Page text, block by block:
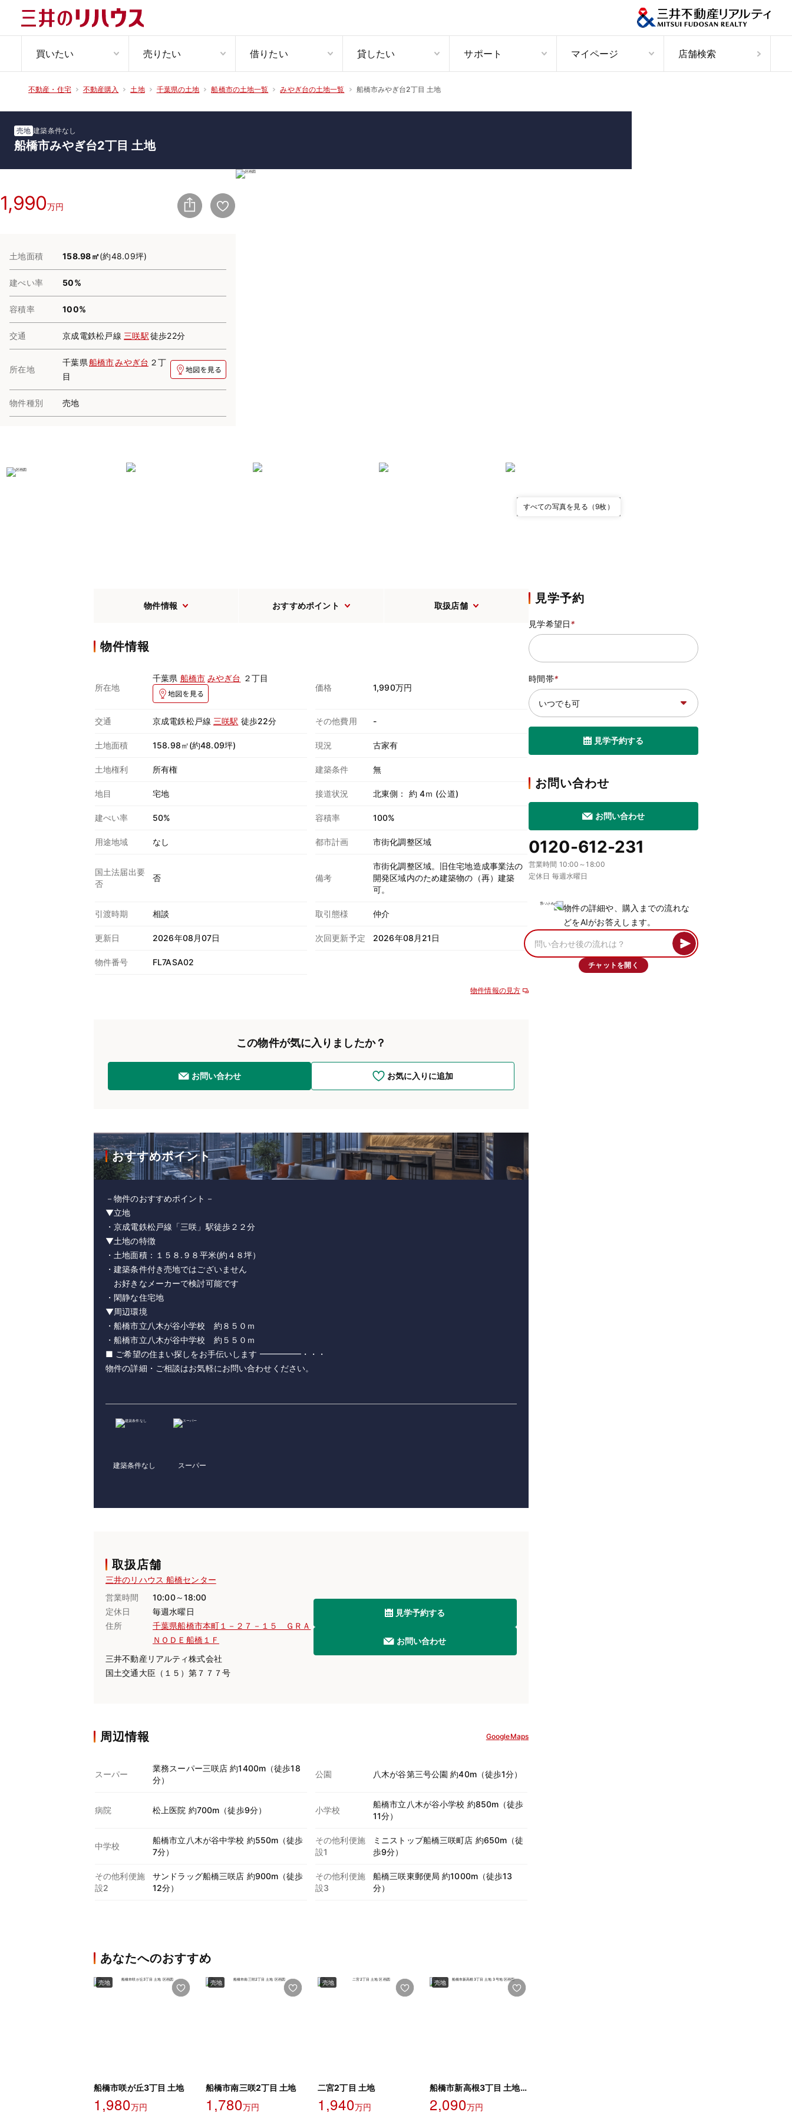
買いたい 売りたい 借りたい 貸したい サポート マイページ 店舗検索
不動産・住宅 不動産購入 土地 千葉県の土地 船橋市の土地一覧 みやぎ台の土地一覧 船橋市みやぎ台2丁目 土地
売地 建築条件なし
船橋市みやぎ台2丁目 土地
1,990万円
土地面積 158.98㎡(約48.09坪)
建ぺい率 50%
容積率 100%
交通 京成電鉄松戸線 三咲駅徒歩22分
所在地
千葉県船橋市みやぎ台 ２丁
目
物件種別 売地
すべての写真を見る（9枚）
物件情報 おすすめポイント 取扱店舗
物件情報
所在地
千葉県 船橋市 みやぎ台 ２丁目
価格
1,990万円
交通 京成電鉄松戸線 三咲駅 徒歩22分 その他費用 -
土地面積 158.98㎡(約48.09坪) 現況 古家有
土地権利 所有権 建築条件 無
地目 宅地 接道状況 北東側： 約 4ｍ (公道)
建ぺい率 50% 容積率 100%
用途地域 なし 都市計画 市街化調整区域
国土法届出要
否
否 備考
市街化調整区域。旧住宅地造成事業法の
開発区域内のため建築物の（再）建築
可。
引渡時期 相談 取引態様 仲介
更新日 2026年08月07日 次回更新予定 2026年08月21日
物件番号 FL7ASA02
物件情報の見方
この物件が気に入りましたか？
お問い合わせ お気に入りに追加
おすすめポイント
－物件のおすすめポイント－
▼立地
・京成電鉄松戸線「三咲」駅徒歩２２分
▼土地の特徴
・土地面積：１５８.９８平米(約４８坪）
・建築条件付き売地ではございません
お好きなメーカーで検討可能です
・閑静な住宅地
▼周辺環境
・船橋市立八木が谷小学校 約８５０ｍ
・船橋市立八木が谷中学校 約５５０ｍ
■ ご希望の住まい探しをお手伝いします ━━━━━・・・
物件の詳細・ご相談はお気軽にお問い合わせください。
建築条件なし スーパー
取扱店舗
三井のリハウス 船橋センター
営業時間
10:00～18:00
定休日
毎週水曜日
住所
千葉県船橋市本町１－２７－１５ ＧＲＡ
ＮＯＤＥ船橋１Ｆ
三井不動産リアルティ株式会社
国土交通大臣（１５）第７７７号
見学予約する
お問い合わせ
周辺情報 GoogleMaps
スーパー
業務スーパー三咲店 約1400m（徒歩18
分）
公園 八木が谷第三号公園 約40m（徒歩1分）
病院 松上医院 約700m（徒歩9分） 小学校
船橋市立八木が谷小学校 約850m（徒歩
11分）
中学校
船橋市立八木が谷中学校 約550m（徒歩
7分）
その他利便施
設1
ミニストップ船橋三咲町店 約650m（徒
歩9分）
その他利便施
設2
サンドラッグ船橋三咲店 約900m（徒歩
12分）
その他利便施
設3
船橋三咲東郵便局 約1000m（徒歩13
分）
あなたへのおすすめ
売地
船橋市咲が丘3丁目 土地
1,980万円
売地
船橋市南三咲2丁目 土地
1,780万円
売地
二宮2丁目 土地
1,940万円
売地
船橋市新高根3丁目 土地 3号地
2,090万円
見学予約
見学希望日*
時間帯*
見学予約する
お問い合わせ
お問い合わせ
0120-612-231
営業時間 10:00～18:00
定休日 毎週水曜日
物件の詳細や、購入までの流れな
どをAIがお答えします。
チャットを開く